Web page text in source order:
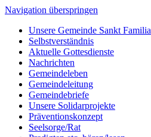
Navigation überspringen
Unsere Gemeinde Sankt Familia
Selbstverständnis
Aktuelle Gottesdienste
Nachrichten
Gemeindeleben
Gemeindeleitung
Gemeindebriefe
Unsere Solidarprojekte
Präventionskonzept
Seelsorge/Rat